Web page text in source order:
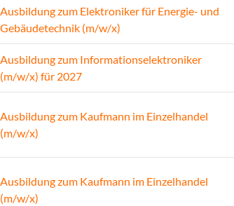
Ausbildung zum Elektroniker für Energie- und
Gebäudetechnik (m/w/x)
Ausbildung zum Informationselektroniker
(m/w/x) für 2027
Ausbildung zum Kaufmann im Einzelhandel
(m/w/x)
Ausbildung zum Kaufmann im Einzelhandel
(m/w/x)